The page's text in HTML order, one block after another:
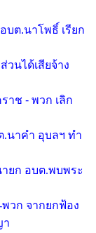
ต.นาโพธิ์ เรียก
วนได้เสียจ้าง
าช - พวก เลิก
.นาคำ อุบลฯ ทำ
ยก อบต.พบพระ
วก จากยกฟ้อง
า